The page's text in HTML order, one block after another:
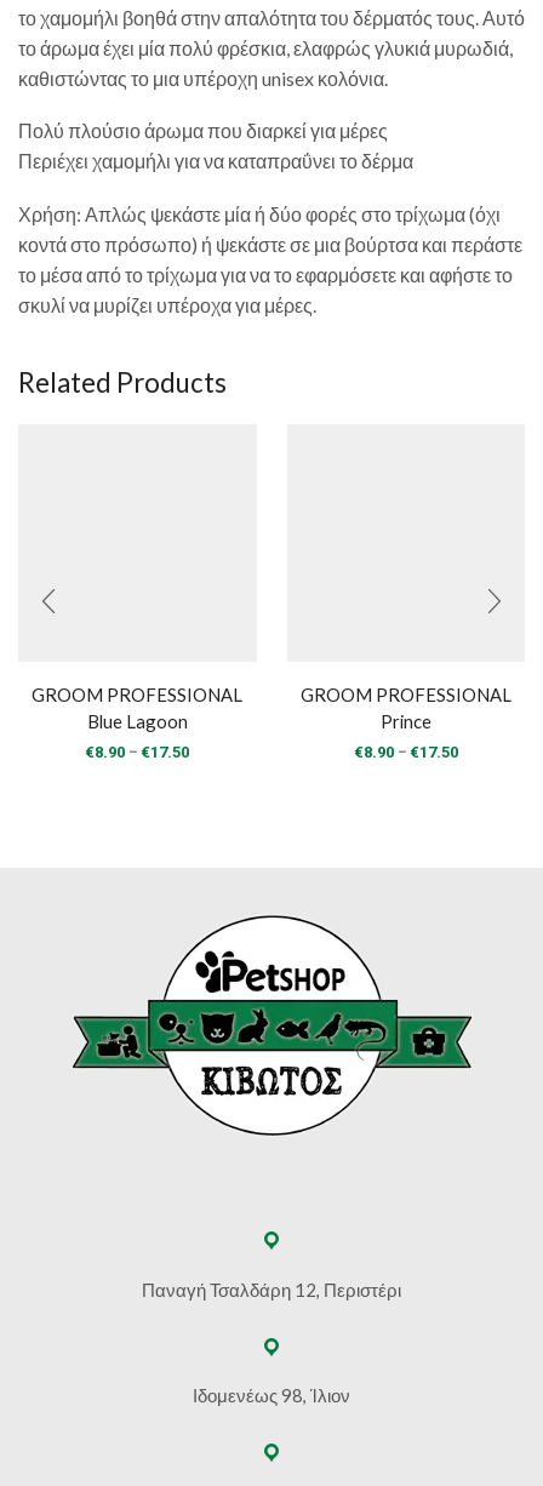
το χαμομήλι βοηθά στην απαλότητα του δέρματός τους. Αυτό
το άρωμα έχει μία πολύ φρέσκια, ελαφρώς γλυκιά μυρωδιά,
καθιστώντας το μια υπέροχη unisex κολόνια.
Πολύ πλούσιο άρωμα που διαρκεί για μέρες
Περιέχει χαμομήλι για να καταπραΰνει το δέρμα
Χρήση: Απλώς ψεκάστε μία ή δύο φορές στο τρίχωμα (όχι
κοντά στο πρόσωπο) ή ψεκάστε σε μια βούρτσα και περάστε
το μέσα από το τρίχωμα για να το εφαρμόσετε και αφήστε το
σκυλί να μυρίζει υπέροχα για μέρες.
Related Products
GROOM PROFESSIONAL
Blue Lagoon
€8.90 – €17.50Price
GROOM PROFESSIONAL
Prince
€8.90 – €17.50Price
Παναγή Τσαλδάρη 12, Περιστέρι
Ιδομενέως 98, Ίλιον